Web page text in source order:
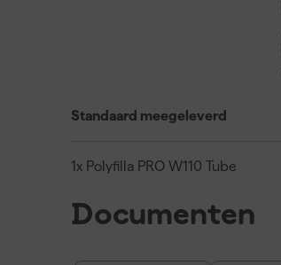
Standaard meegeleverd
1x Polyfilla PRO W110 Tube
Documenten